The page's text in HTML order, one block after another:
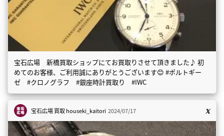
宝石広場 新橋買取ショップにてお買取りさせて頂きました♪ 初
めてのお客様、ご利用誠にありがとうございます😊 #ポルトギー
ゼ #クロノグラフ #銀座時計買取り #IWC
宝石広場 買取houseki_kaitori 2024/07/17